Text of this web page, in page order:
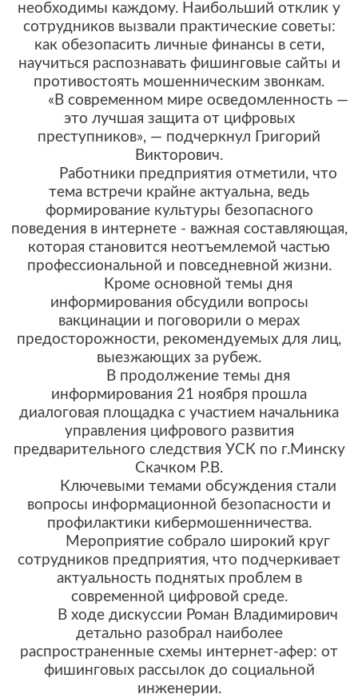
необходимы каждому. Наибольший отклик у
сотрудников вызвали практические советы:
как обезопасить личные финансы в сети,
научиться распознавать фишинговые сайты и
противостоять мошенническим звонкам.
«В современном мире осведомленность —
это лучшая защита от цифровых
преступников», — подчеркнул Григорий
Викторович.
Работники предприятия отметили, что
тема встречи крайне актуальна, ведь
формирование культуры безопасного
поведения в интернете - важная составляющая,
которая становится неотъемлемой частью
профессиональной и повседневной жизни.
Кроме основной темы дня
информирования обсудили вопросы
вакцинации и поговорили о мерах
предосторожности, рекомендуемых для лиц,
выезжающих за рубеж.
В продолжение темы дня
информирования 21 ноября прошла
диалоговая площадка с участием начальника
управления цифрового развития
предварительного следствия УСК по г.Минску
Скачком Р.В.
Ключевыми темами обсуждения стали
вопросы информационной безопасности и
профилактики кибермошенничества.
Мероприятие собрало широкий круг
сотрудников предприятия, что подчеркивает
актуальность поднятых проблем в
современной цифровой среде.
В ходе дискуссии Роман Владимирович
детально разобрал наиболее
распространенные схемы интернет-афер: от
фишинговых рассылок до социальной
инженерии.